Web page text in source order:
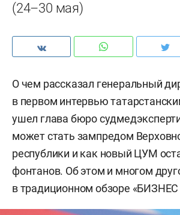
(24–30 мая)
О чем рассказал генеральный
в первом интервью
ушел глава бюро
может стать зампредом
республики и как новый ЦУМ
фонтанов. Об этом и многом
в традиционном обзоре «БИЗНЕС